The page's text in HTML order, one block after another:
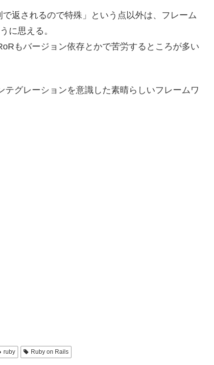
返されるので特殊」という点以外は、フレーム
に思える。
もバージョン依存とかで苦労するところが多い
グレーションを意識した素晴らしいフレームワ
ruby Ruby on Rails